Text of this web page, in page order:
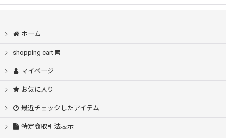
ホーム
shopping cart
マイページ
お気に入り
最近チェックしたアイテム
特定商取引法表示